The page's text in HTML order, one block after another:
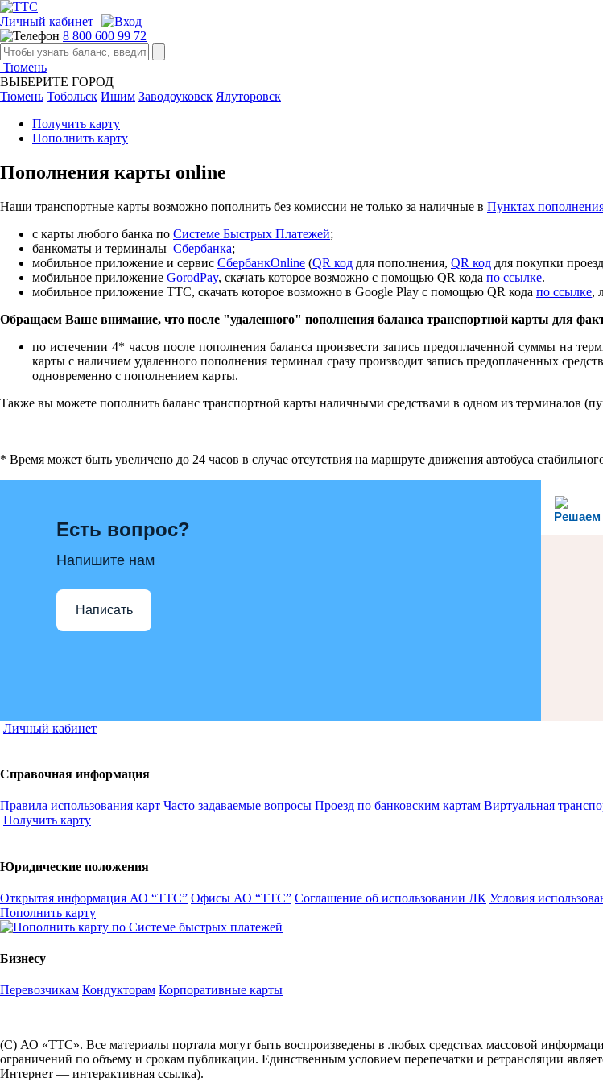
Личный кабинет
8 800 600 99 72
Тюмень
ВЫБЕРИТЕ ГОРОД
Тюмень Тобольск Ишим Заводоуковск Ялуторовск
Получить карту
Пополнить карту
Пополнения карты online
Наши транспортные карты возможно пополнить без комиссии не только за наличные в Пунктах
с карты любого банка по Cистеме Быстрых Платежей;
банкоматы и терминалы Сбербанка;
мобильное приложение и сервис СбербанкOnline (QR код для пополнения, QR код для покупки
мобильное приложение GorodPay, скачать которое возможно с помощью QR кода по ссылке.
мобильное приложение ТТС, скачать которое возможно в Google Play с помощью QR кода по ссылке,
Обращаем Ваше внимание, что после "удаленного" пополнения баланса транспортной карты для
по истечении 4* часов после пополнения баланса произвести запись предоплаченной суммы на
карты с наличием удаленного пополнения терминал сразу производит запись предоплаченных
одновременно с пополнением карты.
Также вы можете пополнить баланс транспортной карты наличными средствами в одном из терминалов
* Время может быть увеличено до 24 часов в случае отсутствия на маршруте движения автобуса
Решаем
Есть вопрос?
Напишите нам
Написать
Личный кабинет
Справочная информация
Правила использования карт Часто задаваемые вопросы Проезд по банковским картам Виртуальная
Получить карту
Юридические положения
Открытая информация АО “ТТС” Офисы АО “ТТС” Соглашение об использовании ЛК Условия
Пополнить карту
Бизнесу
Перевозчикам Кондукторам Корпоративные карты
(С) АО «ТТС». Все материалы портала могут быть воспроизведены в любых средствах массовой
ограничений по объему и срокам публикации. Единственным условием перепечатки и ретрансляции
Интернет — интерактивная ссылка).